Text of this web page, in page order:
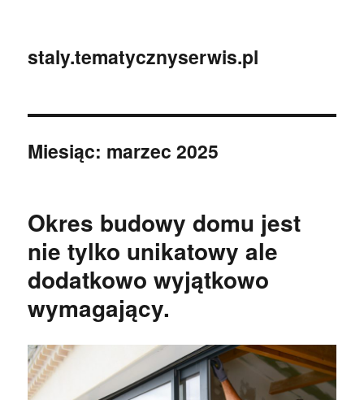
staly.tematycznyserwis.pl
Miesiąc: marzec 2025
Okres budowy domu jest
nie tylko unikatowy ale
dodatkowo wyjątkowo
wymagający.